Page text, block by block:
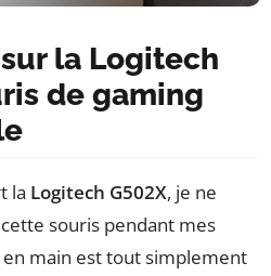
la Logitech
de gaming
la Logitech G502X, je ne
souris pendant mes
en main est tout simplement